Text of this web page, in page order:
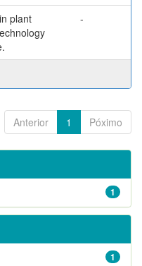
plant
-
Anterior 1 Póximo
1
1